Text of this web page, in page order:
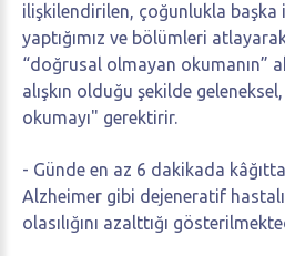
ilişkilendirilen, çoğunlukla başka
yaptığımız ve bölümleri
“doğrusal olmayan okumanın”
alışkın olduğu şekilde
okumayı" gerektirir.
- Günde en az 6 dakikada
Alzheimer gibi dejeneratif
olasılığını azalttığı